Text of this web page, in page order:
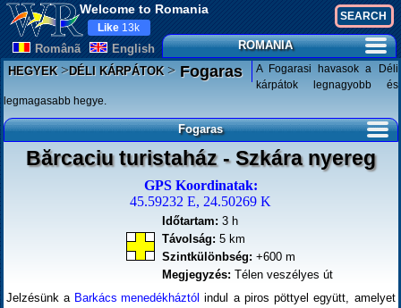
Welcome to Romania
Românã English
Like 13k
ROMANIA
HEGYEK>DÉLI KÁRPÁTOK>Fogaras
A Fogarasi havasok a Déli
kárpátok legnagyobb és
legmagasabb hegye.
Fogaras
Bărcaciu turistaház - Szkára nyereg
GPS Koordinatak:
45.59232 E, 24.50269 K
Időtartam: 3 h
Távolság: 5 km
Szintkülönbség: +600 m
Megjegyzés: Télen veszélyes út
Jelzésünk a Barkács menedékháztól indul a piros pöttyel együtt, amelyet